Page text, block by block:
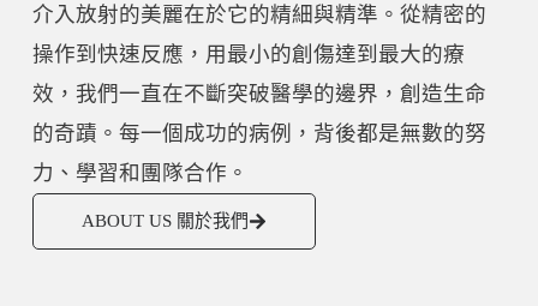
介入放射的美麗在於它的精細與精準。從精密的
操作到快速反應，用最小的創傷達到最大的療
效，我們一直在不斷突破醫學的邊界，創造生命
的奇蹟。每一個成功的病例，背後都是無數的努
力、學習和團隊合作。
ABOUT US 關於我們